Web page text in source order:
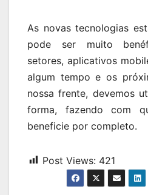
As novas tecnologias
pode ser muito
setores, aplicativos
algum tempo e os
nossa frente, devemos
forma, fazendo com
beneficie por completo.
Post Views: 421